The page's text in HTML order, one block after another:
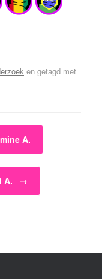
en getagd met
A.
A. →